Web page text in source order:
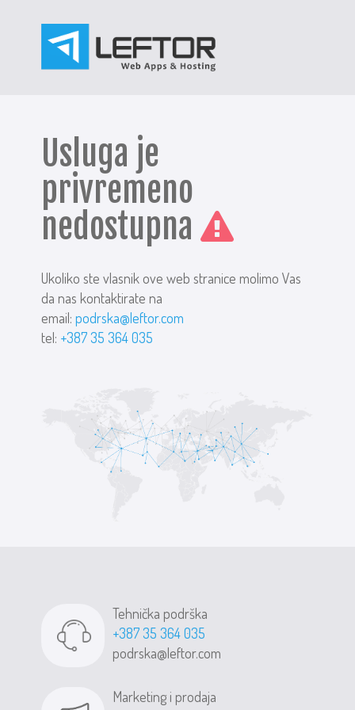
Usluga je
privremeno
nedostupna
Ukoliko ste vlasnik ove web stranice molimo Vas
da nas kontaktirate na
email:podrska@leftor.com
tel: +387 35 364 035
Tehnička podrška
+387 35 364 035
podrska@leftor.com
Marketing i prodaja